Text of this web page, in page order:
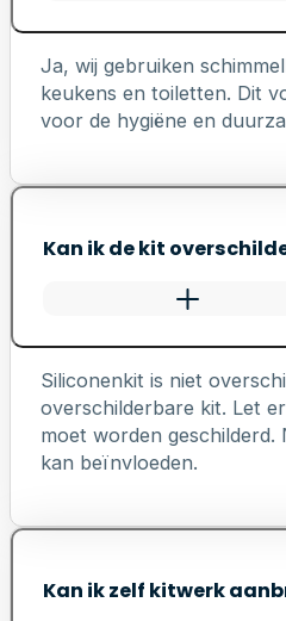
Ja, wij gebruiken
keukens en toiletten. Dit
voor de hygiëne en
Kan ik de kit
Siliconenkit is niet
overschilderbare kit. Let
moet worden
kan beïnvloeden.
Kan ik zelf kitwerk